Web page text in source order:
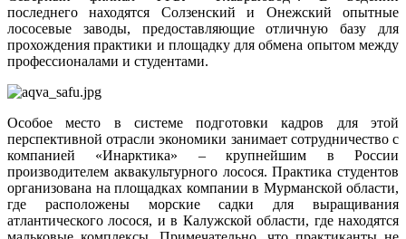
последнего находятся Солзенский и Онежский опытные
лососевые заводы, предоставляющие отличную базу для
прохождения практики и площадку для обмена опытом между
профессионалами и студентами.
Особое место в системе подготовки кадров для этой
перспективной отрасли экономики занимает сотрудничество с
компанией «Инарктика» – крупнейшим в России
производителем аквакультурного лосося. Практика студентов
организована на площадках компании в Мурманской области,
где расположены морские садки для выращивания
атлантического лосося, и в Калужской области, где находятся